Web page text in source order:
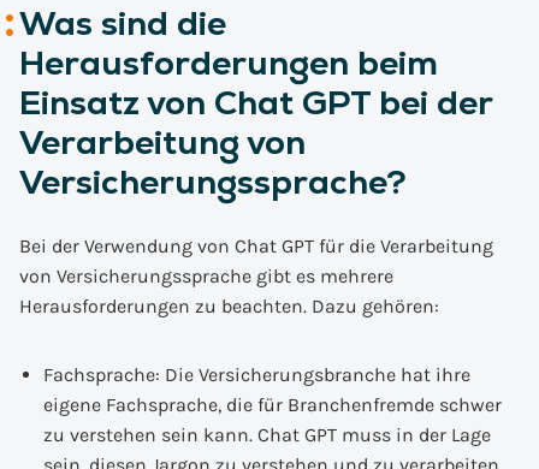
Was sind die
Herausforderungen beim
Einsatz von Chat GPT bei der
Verarbeitung von
Versicherungssprache?
Bei der Verwendung von Chat GPT für die Verarbeitung
von Versicherungssprache gibt es mehrere
Herausforderungen zu beachten. Dazu gehören:
Fachsprache: Die Versicherungsbranche hat ihre
eigene Fachsprache, die für Branchenfremde schwer
zu verstehen sein kann. Chat GPT muss in der Lage